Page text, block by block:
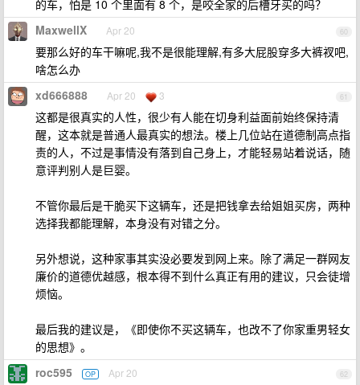
的车，怕是 10 个里面有 8 个，是咬全家的后槽牙买的吗？
60
MaxwellX Apr 20
要那么好的车干嘛呢,我不是很能理解,有多大屁股穿多大裤衩吧,
啥怎么办
61
xd666888 Apr 20 3
这都是很真实的人性，很少有人能在切身利益面前始终保持清
醒，这本就是普通人最真实的想法。楼上几位站在道德制高点指
责的人，不过是事情没有落到自己身上，才能轻易站着说话，随
意评判别人是巨婴。
不管你最后是干脆买下这辆车，还是把钱拿去给姐姐买房，两种
选择我都能理解，本身没有对错之分。
另外想说，这种家事其实没必要发到网上来。除了满足一群网友
廉价的道德优越感，根本得不到什么真正有用的建议，只会徒增
烦恼。
最后我的建议是，《即使你不买这辆车，也改不了你家重男轻女
的思想》。
62
roc595 OP Apr 20